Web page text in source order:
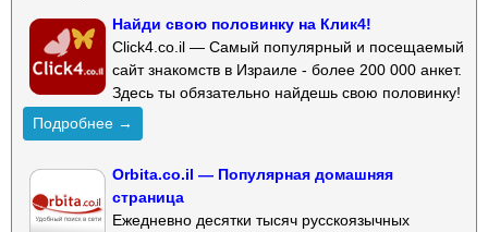
Найди свою половинку на Клик4!
Click4.co.il — Самый популярный и посещаемый
сайт знакомств в Израиле - более 200 000 анкет.
Здесь ты обязательно найдешь свою половинку!
Подробнее →
Orbita.co.il — Популярная домашняя
страница
Ежедневно десятки тысяч русскоязычных